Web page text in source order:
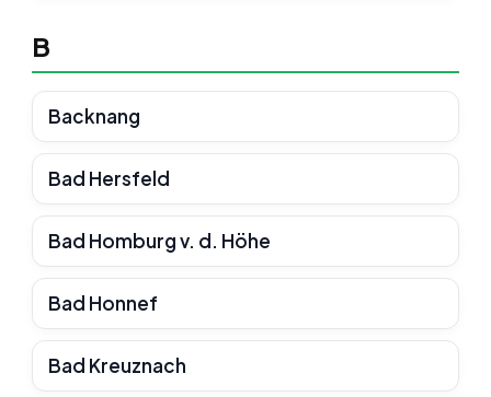
B
Backnang
Bad Hersfeld
Bad Homburg v. d. Höhe
Bad Honnef
Bad Kreuznach